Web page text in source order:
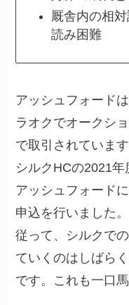
厩舎内の相
読み困難
アッシュフォード
ラオクでオークシ
で取引されています
シルクHCの2021
アッシュフォード
申込を行いました。
従って、シルクで
ていくのはしばら
です。これも一口